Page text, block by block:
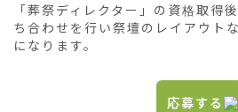
「葬祭ディレクター」の資格取得
ち合わせを行い祭壇のレイアウト
になります。
応募する